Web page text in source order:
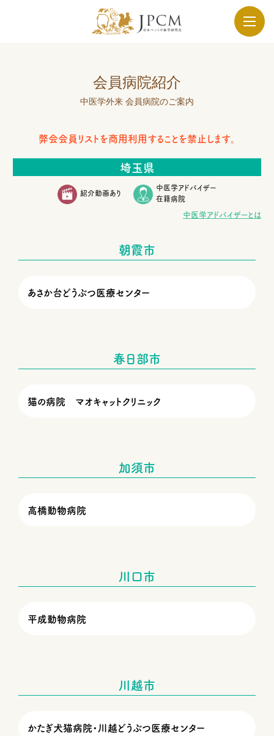
会員病院紹介
中医学外来 会員病院のご案内
弊会会員リストを商用利用することを禁止します。
埼玉県
紹介動画あり
中医学アドバイザー
在籍病院
中医学アドバイザーとは
朝霞市
あさか台どうぶつ医療センター
春日部市
猫の病院 マオキャットクリニック
加須市
高橋動物病院
川口市
平成動物病院
川越市
かたぎ犬猫病院・川越どうぶつ医療センター